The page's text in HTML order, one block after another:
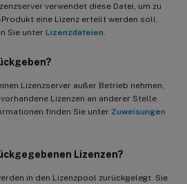
verwendet diese Datei, um zu
eine Lizenz erteilt werden soll.
Sie unter Lizenzdateien
Lizenzserver außer Betrieb nehmen,
Lizenzen an anderer Stelle
finden Sie unter Zuweisungen
Lizenzen?
in den Lizenzpool zurückgelegt. Sie